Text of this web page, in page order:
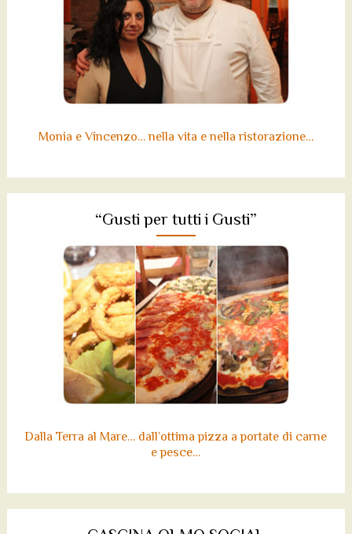
Monia e Vincenzo… nella vita e nella ristorazione…
“Gusti per tutti i Gusti”
Dalla Terra al Mare… dall’ottima pizza a portate di carne
e pesce…